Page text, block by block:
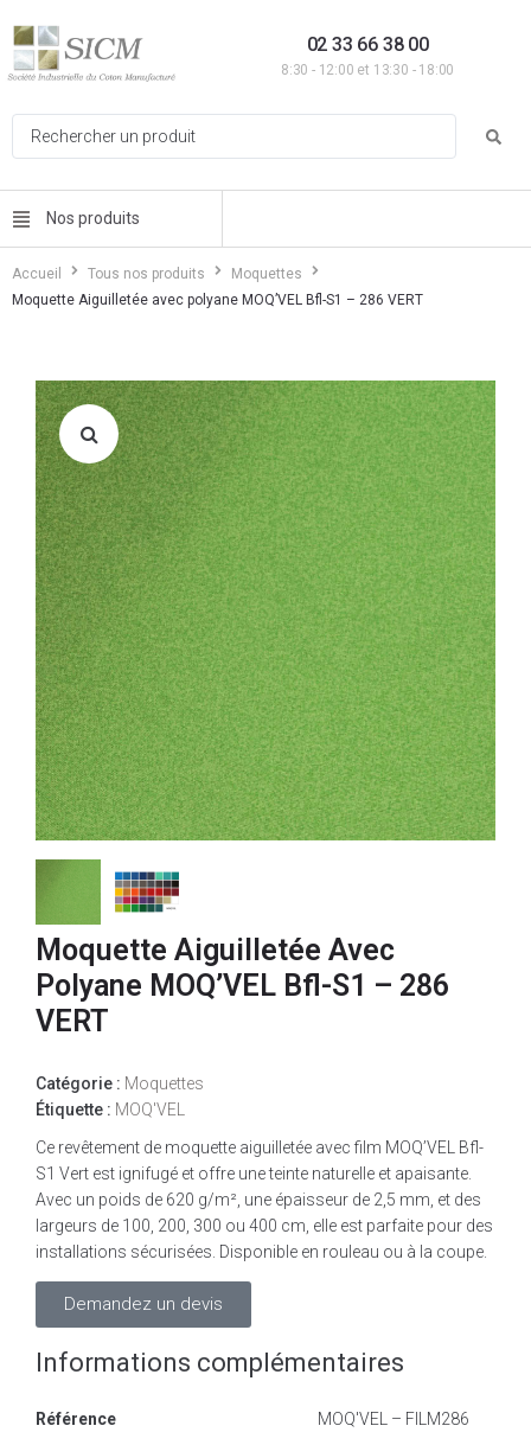
02 33 66 38 00
8:30 - 12:00 et 13:30 - 18:00
Nos produits
Accueil Tous nos produits
Moquettes
Moquette Aiguilletée avec polyane MOQ’VEL Bfl-S1 – 286 VERT
Moquette Aiguilletée Avec
Polyane MOQ’VEL Bfl-S1 – 286
VERT
Catégorie : Moquettes
Étiquette : MOQ'VEL
Ce revêtement de moquette aiguilletée avec film MOQ’VEL Bfl-
S1 Vert est ignifugé et offre une teinte naturelle et apaisante.
Avec un poids de 620 g/m², une épaisseur de 2,5 mm, et des
largeurs de 100, 200, 300 ou 400 cm, elle est parfaite pour des
installations sécurisées. Disponible en rouleau ou à la coupe.
Demandez un devis
Informations complémentaires
Référence MOQ'VEL – FILM286